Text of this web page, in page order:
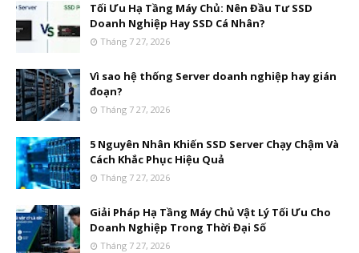
Tối Ưu Hạ Tầng Máy Chủ: Nên Đầu Tư SSD
Doanh Nghiệp Hay SSD Cá Nhân?
Tháng 7 27, 2026
Vì sao hệ thống Server doanh nghiệp hay gián
đoạn?
Tháng 7 27, 2026
5 Nguyên Nhân Khiến SSD Server Chạy Chậm Và
Cách Khắc Phục Hiệu Quả
Tháng 7 27, 2026
Giải Pháp Hạ Tầng Máy Chủ Vật Lý Tối Ưu Cho
Doanh Nghiệp Trong Thời Đại Số
Tháng 7 27, 2026